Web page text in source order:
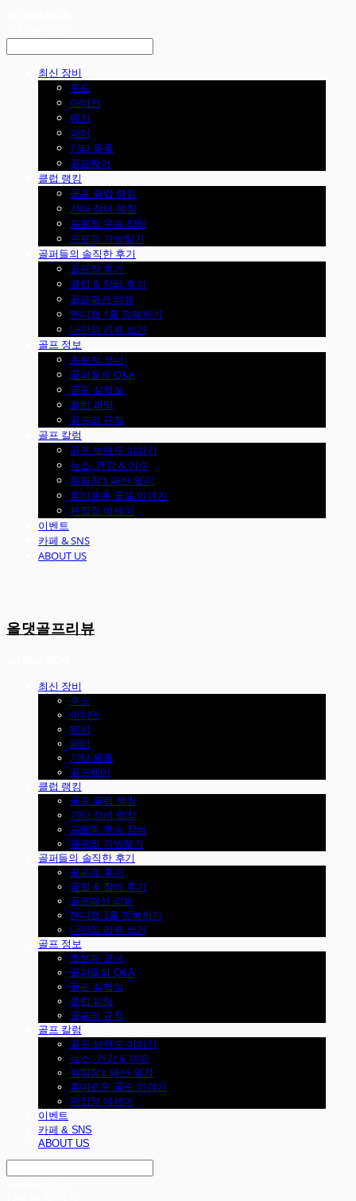
최신 장비
우드
아이언
웨지
퍼터
기타 용품
골프웨어
클럽 랭킹
골프 클럽 랭킹
기타 장비 랭킹
프로의 우승 장비
프로의 가방털기
골퍼들의 솔직한 후기
골프장 후기
클럽 & 장비 후기
골프패션 리뷰
핸디캡 1홀 정복하기
나만의 리뷰 쓰기
골프 정보
초보자 코너
골퍼들의 Q&A
골프 실험실
클럽 피팅
골프의 규칙
골프 칼럼
골프 브랜드 이야기
뉴스, 건강 & 이슈
원팀장's 패션 일기
흥미로운 골프 이야기
편집장 에세이
이벤트
카페 & SNS
ABOUT US
올댓골프리뷰
최신 장비
우드
아이언
웨지
퍼터
기타 용품
골프웨어
클럽 랭킹
골프 클럽 랭킹
기타 장비 랭킹
프로의 우승 장비
프로의 가방털기
골퍼들의 솔직한 후기
골프장 후기
클럽 & 장비 후기
골프패션 리뷰
핸디캡 1홀 정복하기
나만의 리뷰 쓰기
골프 정보
초보자 코너
골퍼들의 Q&A
골프 실험실
클럽 피팅
골프의 규칙
골프 칼럼
골프 브랜드 이야기
뉴스, 건강 & 이슈
원팀장's 패션 일기
흥미로운 골프 이야기
편집장 에세이
이벤트
카페 & SNS
ABOUT US